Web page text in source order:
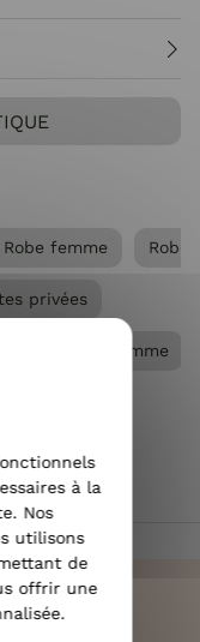
Robe femme Robe
privées
Vêtements femme
Robe courte
et dos noué
à la
Nos
utilisons
de
offrir une